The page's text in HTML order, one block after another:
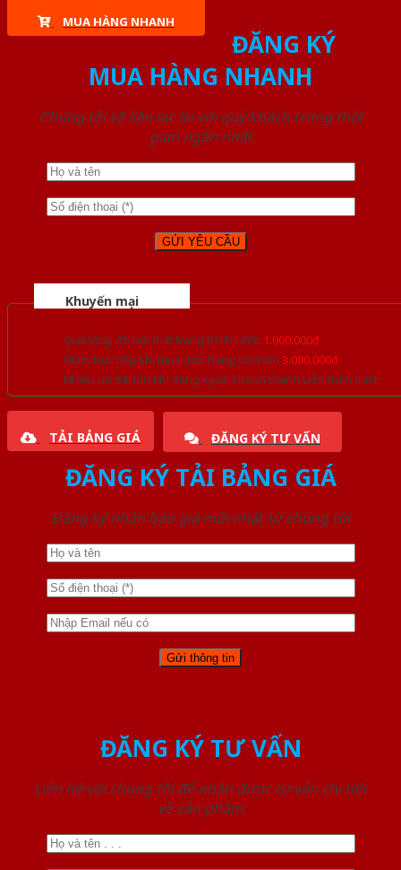
MUA HÀNG NHANH
ĐĂNG KÝ
MUA HÀNG NHANH
Chúng tôi sẽ liên lạc lại với quý khách trong thời
gian ngắn nhất
Khuyến mại
Quà tặng đồ nội thất trang trí lên đến 1.000.000đ
Giảm trực tiếp khi mua đơn hàng lớn hơn 3.000.000đ
Nhiều ưu đãi lớn khi đăng ký tài khoản thành viên thân thiết
TẢI BẢNG GIÁ ĐĂNG KÝ TƯ VẤN
ĐĂNG KÝ TẢI BẢNG GIÁ
Đăng ký nhận báo giá mới nhất từ chúng tôi
ĐĂNG KÝ TƯ VẤN
Liên hệ với chúng tôi để nhận được tư vấn chi tiết
về sản phẩm